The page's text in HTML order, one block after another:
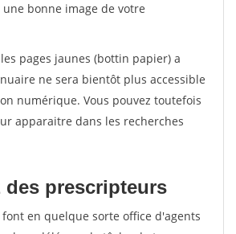
bonne image de votre
pages jaunes (bottin papier) a
ne sera bientôt plus accessible
numérique. Vous pouvez toutefois
apparaitre dans les recherches
des prescripteurs
en quelque sorte office d'agents